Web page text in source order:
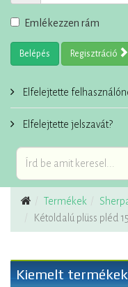
Emlékezzen rám
Belépés Regisztráció
Elfelejtette
Elfelejtette jelszavát?
Termékek
Kétoldalú plüss pléd
Kiemelt termékek